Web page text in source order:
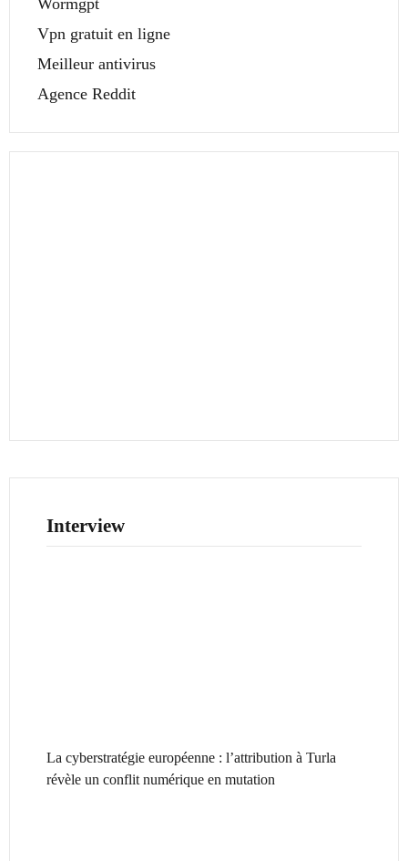
Vpn gratuit en ligne
Meilleur antivirus
Agence Reddit
Interview
La cyberstratégie européenne : l’attribution à Turla
révèle un conflit numérique en mutation